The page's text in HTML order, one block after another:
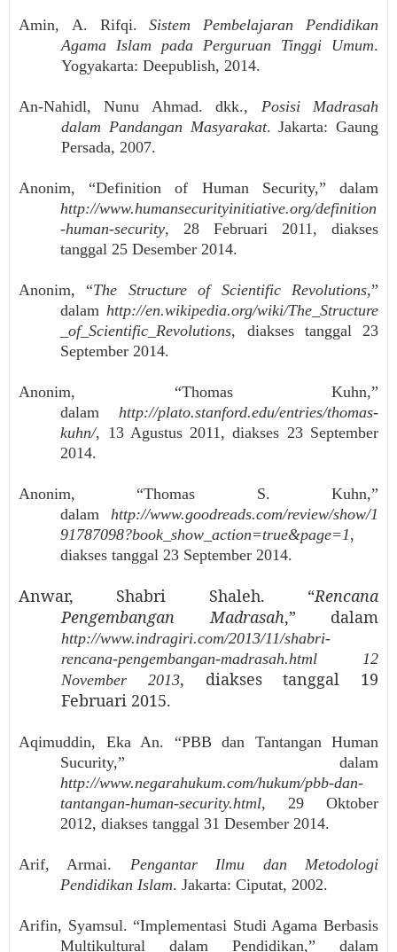
Amin, A. Rifqi.Sistem Pembelajaran Pendidikan
Agama Islam pada Perguruan Tinggi Umum.
Yogyakarta: Deepublish, 2014.
An-Nahidl, Nunu Ahmad. dkk., Posisi Madrasah
dalam Pandangan Masyarakat. Jakarta: Gaung
Persada, 2007.
Anonim, “Definition of Human Security,” dalam
http://www.humansecurityinitiative.org/definition
-human-security, 28 Februari 2011, diakses
tanggal 25 Desember 2014.
Anonim, “The Structure of Scientific Revolutions,”
dalam http://en.wikipedia.org/wiki/The_Structure
_of_Scientific_Revolutions, diakses tanggal 23
September 2014.
Anonim, “Thomas Kuhn,”
dalam http://plato.stanford.edu/entries/thomas-
kuhn/, 13 Agustus 2011, diakses 23 September
2014.
Anonim, “Thomas S. Kuhn,”
dalam http://www.goodreads.com/review/show/1
91787098?book_show_action=true&page=1,
diakses tanggal 23 September 2014.
Anwar, Shabri Shaleh. “Rencana
Pengembangan Madrasah,” dalam
http://www.indragiri.com/2013/11/shabri-
rencana-pengembangan-madrasah.html 12
November 2013, diakses tanggal 19
Februari 2015.
Aqimuddin, Eka An. “PBB dan Tantangan Human
Sucurity,” dalam
http://www.negarahukum.com/hukum/pbb-dan-
tantangan-human-security.html, 29 Oktober
2012, diakses tanggal 31 Desember 2014.
Arif, Armai. Pengantar Ilmu dan Metodologi
Pendidikan Islam. Jakarta: Ciputat, 2002.
Arifin, Syamsul. “Implementasi Studi Agama Berbasis
Multikultural dalam Pendidikan,” dalam